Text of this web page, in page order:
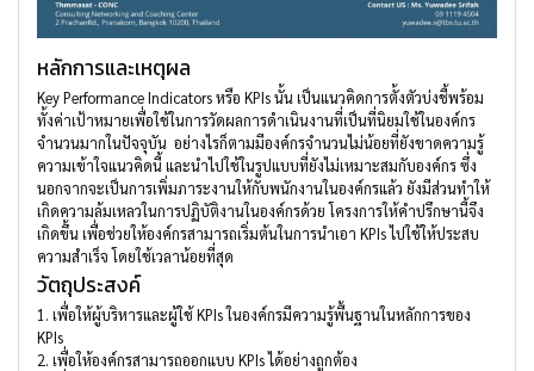
หลักการและเหตุผล
Key Performance Indicators หรือ KPIs นั้น เป็นแนวคิดการตั้งตัวบ่งชี้พร้อม
ทั้งค่าเป้าหมายเพื่อใช้ในการวัดผลการดำเนินงานที่เป็นที่นิยมใช้ในองค์กร
จำนวนมากในปัจจุบัน อย่างไรก็ตามมีองค์กรจำนวนไม่น้อยที่ยังขาดความรู้
ความเข้าใจแนวคิดนี้ และนำไปใช้ในรูปแบบที่ยังไม่เหมาะสมกับองค์กร ซึ่ง
นอกจากจะเป็นการเพิ่มภาระงานให้กับพนักงานในองค์กรแล้ว ยังมีส่วนทำให้
เกิดความล้มเหลวในการปฏิบัติงานในองค์กรด้วย โครงการให้คำปรึกษานี้จึง
เกิดขึ้น เพื่อช่วยให้องค์กรสามารถเริ่มต้นในการนำเอา KPIs ไปใช้ให้ประสบ
ความสำเร็จ โดยใช้เวลาน้อยที่สุด
วัตถุประสงค์
1. เพื่อให้ผู้บริหารและผู้ใช้ KPIs ในองค์กรมีความรู้พื้นฐานในหลักการของ
KPIs
2. เพื่อให้องค์กรสามารถออกแบบ KPIs ได้อย่างถูกต้อง